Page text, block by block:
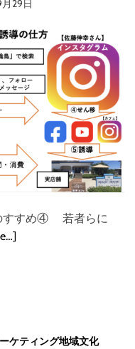
29日
すすめ④ 若者らに
ケティング地域文化